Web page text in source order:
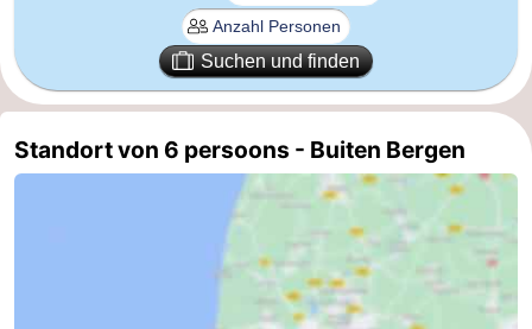
Duinen
aan
Bergen
-
Noordhollands
-
Suchen und finden
Standort von 6 persoons - Buiten Bergen